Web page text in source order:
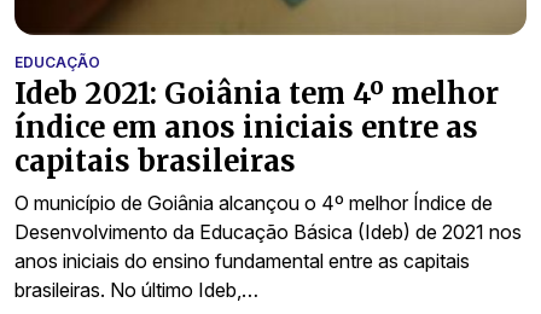
EDUCAÇÃO
Ideb 2021: Goiânia tem 4º melhor
índice em anos iniciais entre as
capitais brasileiras
O município de Goiânia alcançou o 4º melhor Índice de
Desenvolvimento da Educação Básica (Ideb) de 2021 nos
anos iniciais do ensino fundamental entre as capitais
brasileiras. No último Ideb,…